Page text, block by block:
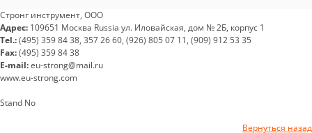
Стронг инструмент, ООО
Адрес: 109651 Москва Russia ул. Иловайская, дом № 2Б, корпус 1
Tel.:(495) 359 84 38, 357 26 60, (926) 805 07 11, (909) 912 53 35
Fax:(495) 359 84 38
E-mail:eu-strong@mail.ru
www.eu-strong.com
Stand No
Вернуться назад